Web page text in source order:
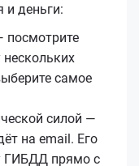
деньги:
посмотрите
нескольких
самое
силой —
на email. Его
ГИБДД прямо с